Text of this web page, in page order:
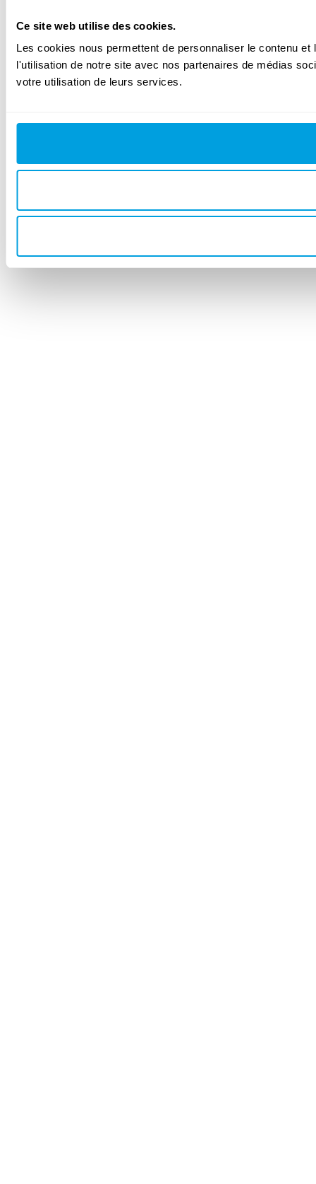
Ce site web utilise des cookies.
Les cookies nous permettent de personnaliser le contenu
l'utilisation de notre site avec nos partenaires de médias
votre utilisation de leurs services.